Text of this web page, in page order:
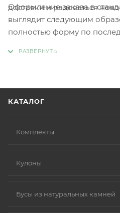
доставки и радоваться
Оформление заказа в
выглядит следующим
полностью форму по
КАТАЛОГ
Комплекты
Кулоны
Бусы из натуральных камней